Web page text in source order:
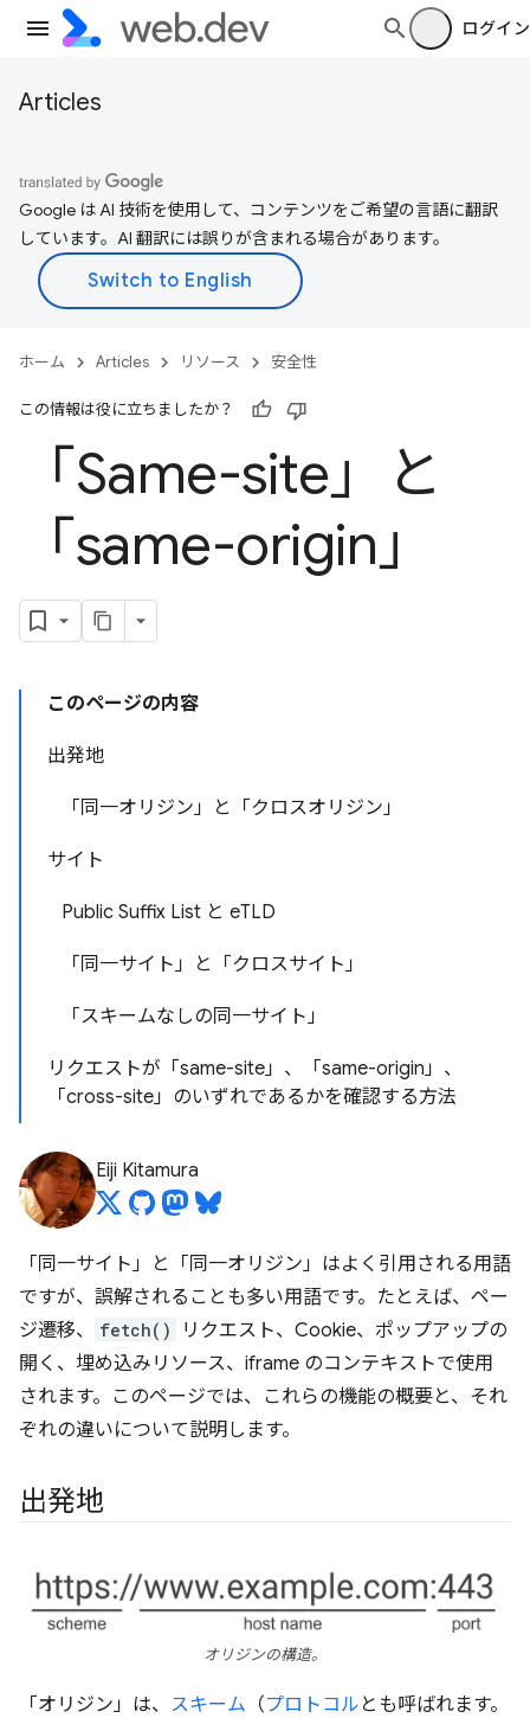
ログイン
Articles
Google は AI 技術を使用して、コンテンツをご希望の言語に翻訳
しています。AI 翻訳には誤りが含まれる場合があります。
ホーム Articles リソース 安全性
この情報は役に立ちましたか？
「Same-site」と
「same-origin」
このページの内容
出発地
「同一オリジン」と「クロスオリジン」
サイト
Public Suffix List と eTLD
「同一サイト」と「クロスサイト」
「スキームなしの同一サイト」
リクエストが「same-site」、「same-origin」、
「cross-site」のいずれであるかを確認する方法
Eiji Kitamura
「同一サイト」と「同一オリジン」はよく引用される用語
ですが、誤解されることも多い用語です。たとえば、ペー
ジ遷移、
fetch()
リクエスト、Cookie、ポップアップの
開く、埋め込みリソース、iframe のコンテキストで使用
されます。このページでは、これらの機能の概要と、それ
ぞれの違いについて説明します。
出発地
オリジンの構造。
「オリジン」は、 スキーム （プロトコル とも呼ばれます。